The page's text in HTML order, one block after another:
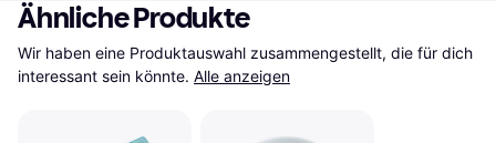
Ähnliche Produkte
Wir haben eine Produktauswahl zusammengestellt, die für dich
interessant sein könnte. Alle anzeigen